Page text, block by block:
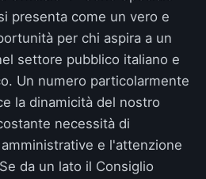
presenta come un vero e
per chi aspira a un
settore pubblico italiano e
Un numero particolarmente
la dinamicità del nostro
necessità di
e l'attenzione
da un lato il Consiglio